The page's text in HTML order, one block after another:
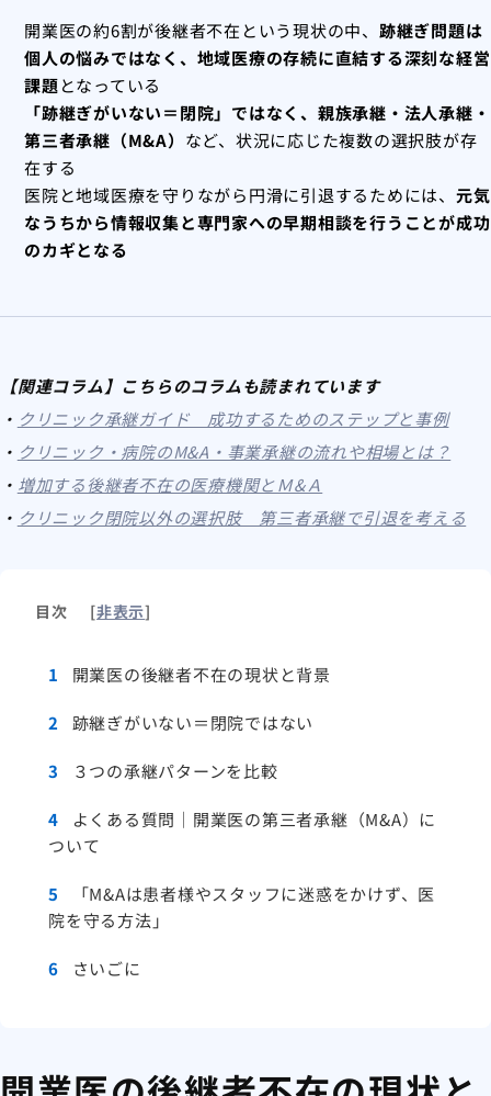
開業医の約6割が後継者不在という現状の中、 跡継ぎ問題は
個人の悩みではなく、地域医療の存続に直結する深刻な経営
課題となっている
「跡継ぎがいない＝閉院」ではなく、親族承継・法人承継・
第三者承継（M&A） など、状況に応じた複数の選択肢が存
在する
医院と地域医療を守りながら円滑に引退するためには、 元気
なうちから情報収集と専門家への早期相談を行うことが成功
のカギとなる
【関連コラム】こちらのコラムも読まれています
・ クリニック承継ガイド 成功するためのステップと事例
・ クリニック・病院のM&A・事業承継の流れや相場とは？
・ 増加する後継者不在の医療機関とＭ&Ａ
・ クリニック閉院以外の選択肢 第三者承継で引退を考える
目次 [非表示]
1 開業医の後継者不在の現状と背景
2 跡継ぎがいない＝閉院ではない
3 ３つの承継パターンを比較
4
よくある質問｜開業医の第三者承継（M&A）に
ついて
5
「M&Aは患者様やスタッフに迷惑をかけず、医
院を守る方法」
6 さいごに